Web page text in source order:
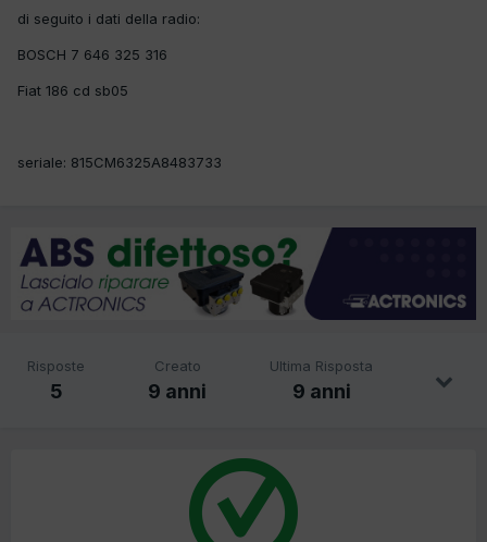
di seguito i dati della radio:
BOSCH 7 646 325 316
Fiat 186 cd sb05
seriale: 815CM6325A8483733
Risposte
5
Creato
9 anni
Ultima Risposta
9 anni